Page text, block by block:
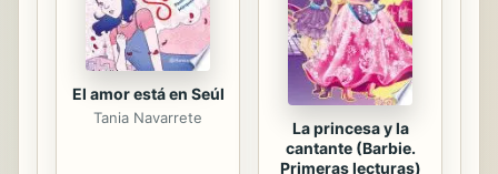
United States, you may freely copy
and distribute...
El amor está en Seúl
Tania Navarrete
La princesa y la
cantante (Barbie.
Primeras lecturas)